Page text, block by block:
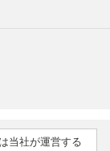
当社が運営する